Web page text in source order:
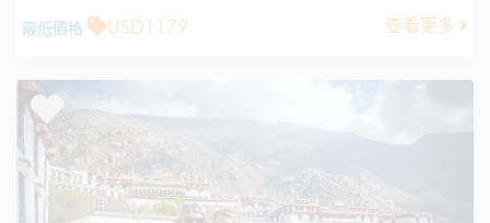
最低價格 USD1179 查看更多